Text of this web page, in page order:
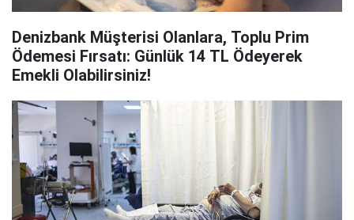
Denizbank Müşterisi Olanlara, Toplu Prim
Ödemesi Fırsatı: Günlük 14 TL Ödeyerek
Emekli Olabilirsiniz!